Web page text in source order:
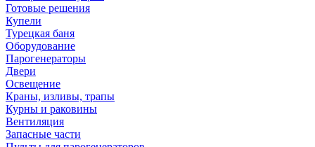
Готовые решения
Купели
Турецкая баня
Оборудование
Парогенераторы
Двери
Освещение
Краны, изливы, трапы
Курны и раковины
Вентиляция
Запасные части